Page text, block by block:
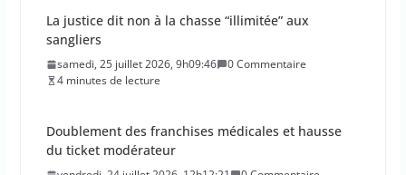
La justice dit non à la chasse “illimitée” aux
sangliers
samedi, 25 juillet 2026, 9h09:46
0 Commentaire
4 minutes de lecture
Doublement des franchises médicales et hausse
du ticket modérateur